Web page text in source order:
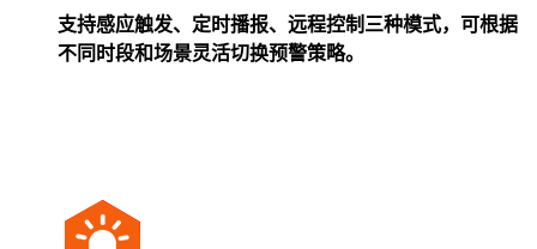
支持感应触发、定时播报、远程控制三种模式，可根据
不同时段和场景灵活切换预警策略。